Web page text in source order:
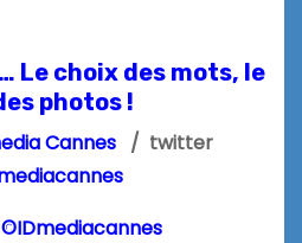
Le choix des mots, le
photos !
Cannes / twitter
©IDmediacannes